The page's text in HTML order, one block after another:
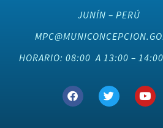
JUNÍN – PERÚ
HORARIO: 08:00 A 13:00 –